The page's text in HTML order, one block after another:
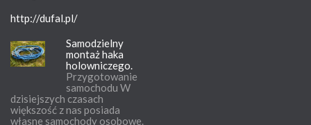
http://dufal.pl/
Samodzielny
montaż haka
holowniczego.
Przygotowanie
samochodu W
dzisiejszych czasach
większość z nas posiada
własne samochody osobowe.